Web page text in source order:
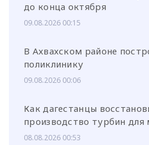
до конца октября
09.08.2026 00:15
В Ахвахском районе
поликлинику
09.08.2026 00:06
Как дагестанцы
производство турбин для
08.08.2026 00:53